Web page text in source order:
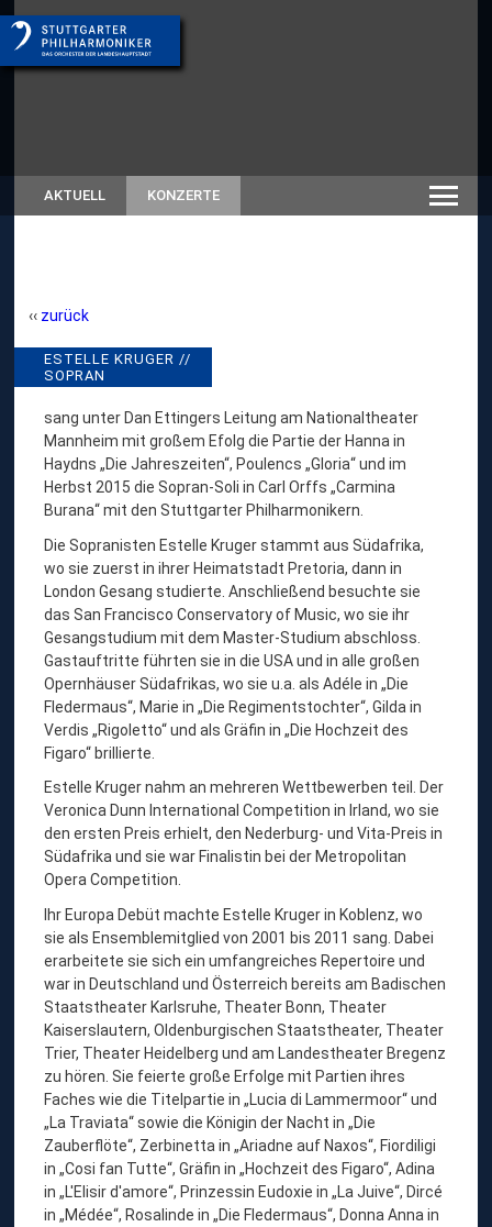
AKTUELL KONZERTE
zurück
E
S
T
E
L
L
E
K
R
U
G
E
R
,
S
O
P
R
A
N
ESTELLE KRUGER //
SOPRAN
sang unter Dan Ettingers Leitung am Nationaltheater
Mannheim mit großem Efolg die Partie der Hanna in
Haydns „Die Jahreszeiten“, Poulencs „Gloria“ und im
Herbst 2015 die Sopran-Soli in Carl Orffs „Carmina
Burana“ mit den Stuttgarter Philharmonikern.
Die Sopranisten Estelle Kruger stammt aus Südafrika,
wo sie zuerst in ihrer Heimatstadt Pretoria, dann in
London Gesang studierte. Anschließend besuchte sie
das San Francisco Conservatory of Music, wo sie ihr
Gesangstudium mit dem Master-Studium abschloss.
Gastauftritte führten sie in die USA und in alle großen
Opernhäuser Südafrikas, wo sie u.a. als Adéle in „Die
Fledermaus“, Marie in „Die Regimentstochter“, Gilda in
Verdis „Rigoletto“ und als Gräfin in „Die Hochzeit des
Figaro“ brillierte.
Estelle Kruger nahm an mehreren Wettbewerben teil. Der
Veronica Dunn International Competition in Irland, wo sie
den ersten Preis erhielt, den Nederburg- und Vita-Preis in
Südafrika und sie war Finalistin bei der Metropolitan
Opera Competition.
Ihr Europa Debüt machte Estelle Kruger in Koblenz, wo
sie als Ensemblemitglied von 2001 bis 2011 sang. Dabei
erarbeitete sie sich ein umfangreiches Repertoire und
war in Deutschland und Österreich bereits am Badischen
Staatstheater Karlsruhe, Theater Bonn, Theater
Kaiserslautern, Oldenburgischen Staatstheater, Theater
Trier, Theater Heidelberg und am Landestheater Bregenz
zu hören. Sie feierte große Erfolge mit Partien ihres
Faches wie die Titelpartie in „Lucia di Lammermoor“ und
„La Traviata“ sowie die Königin der Nacht in „Die
Zauberflöte“, Zerbinetta in „Ariadne auf Naxos“, Fiordiligi
in „Cosi fan Tutte“, Gräfin in „Hochzeit des Figaro“, Adina
in „L'Elisir d'amore“, Prinzessin Eudoxie in „La Juive“, Dircé
in „Médée“, Rosalinde in „Die Fledermaus“, Donna Anna in